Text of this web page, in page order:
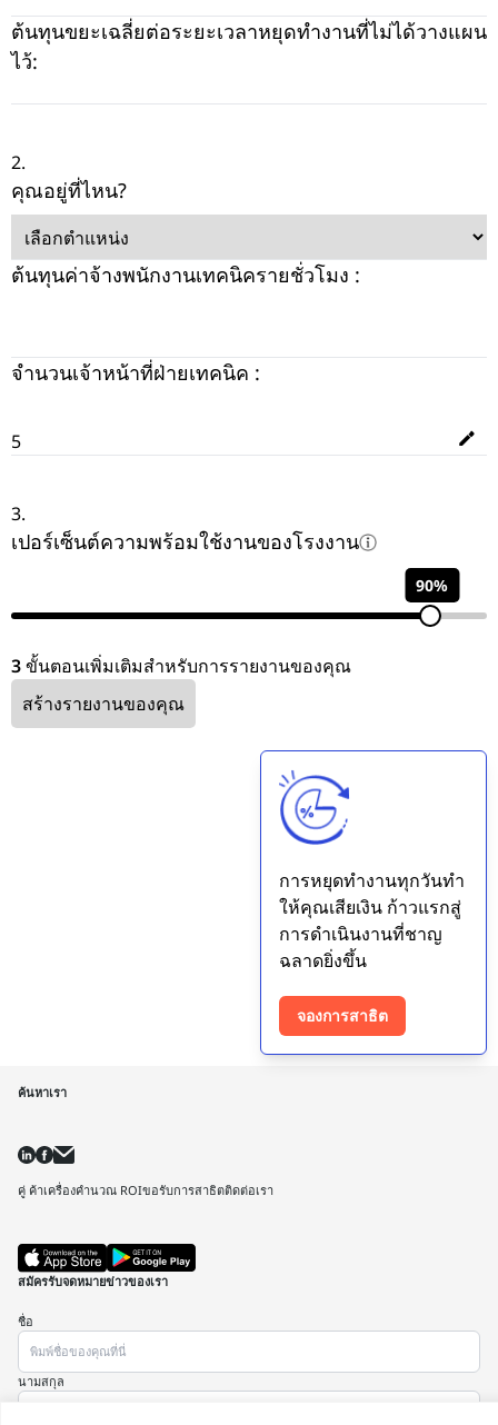
ต้นทุนขยะเฉลี่ยต่อระยะเวลาหยุดทำงานที่ไม่ได้วางแผน
ไว้:
2.
คุณอยู่ที่ไหน?
ต้นทุนค่าจ้างพนักงานเทคนิครายชั่วโมง :
จำนวนเจ้าหน้าที่ฝ่ายเทคนิค :
3.
เปอร์เซ็นต์ความพร้อมใช้งานของโรงงาน
90%
3ขั้นตอนเพิ่มเติมสำหรับการรายงานของคุณ
การหยุดทํางานทุกวันทํา
ให้คุณเสียเงิน ก้าวแรกสู่
การดําเนินงานที่ชาญ
ฉลาดยิ่งขึ้น
จองการสาธิต
สมัครรับจดหมายข่าวของเรา
ชื่อ
นามสกุล
ค้นหาเรา
คู่ ค้าเครื่องคํานวณ ROIขอรับการสาธิตติดต่อเรา